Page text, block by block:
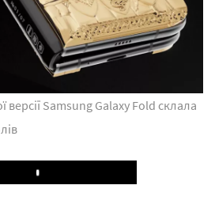
версії Samsung Galaxy Fold склала
Play